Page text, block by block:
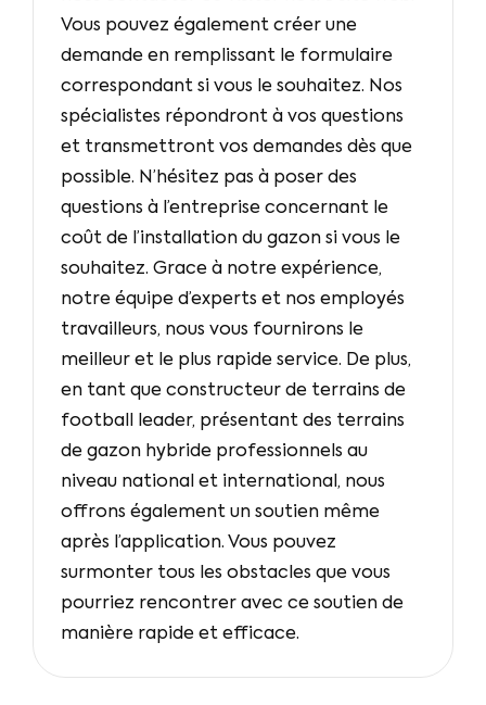
Vous pouvez également créer une
demande en remplissant le formulaire
correspondant si vous le souhaitez. Nos
spécialistes répondront à vos questions
et transmettront vos demandes dès que
possible. N’hésitez pas à poser des
questions à l’entreprise concernant le
coût de l’installation du gazon si vous le
souhaitez. Grace à notre expérience,
notre équipe d’experts et nos employés
travailleurs, nous vous fournirons le
meilleur et le plus rapide service. De plus,
en tant que constructeur de terrains de
football leader, présentant des terrains
de gazon hybride professionnels au
niveau national et international, nous
offrons également un soutien même
après l’application. Vous pouvez
surmonter tous les obstacles que vous
pourriez rencontrer avec ce soutien de
manière rapide et efficace.